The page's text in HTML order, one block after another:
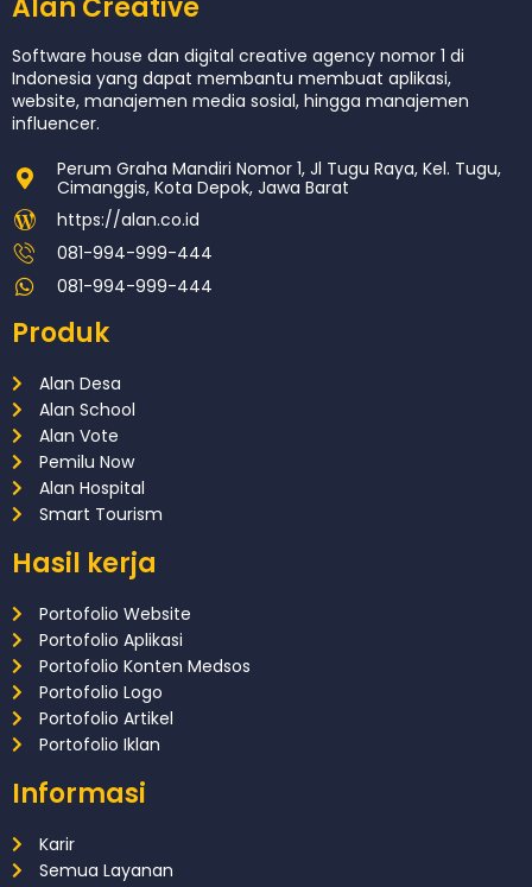
Alan Creative
Software house dan digital creative agency nomor 1 di
Indonesia yang dapat membantu membuat aplikasi,
website, manajemen media sosial, hingga manajemen
influencer.
Perum Graha Mandiri Nomor 1, Jl Tugu Raya, Kel. Tugu,
Cimanggis, Kota Depok, Jawa Barat
https://alan.co.id
081-994-999-444
081-994-999-444
Produk
Alan Desa
Alan School
Alan Vote
Pemilu Now
Alan Hospital
Smart Tourism
Hasil kerja
Portofolio Website
Portofolio Aplikasi
Portofolio Konten Medsos
Portofolio Logo
Portofolio Artikel
Portofolio Iklan
Informasi
Karir
Semua Layanan